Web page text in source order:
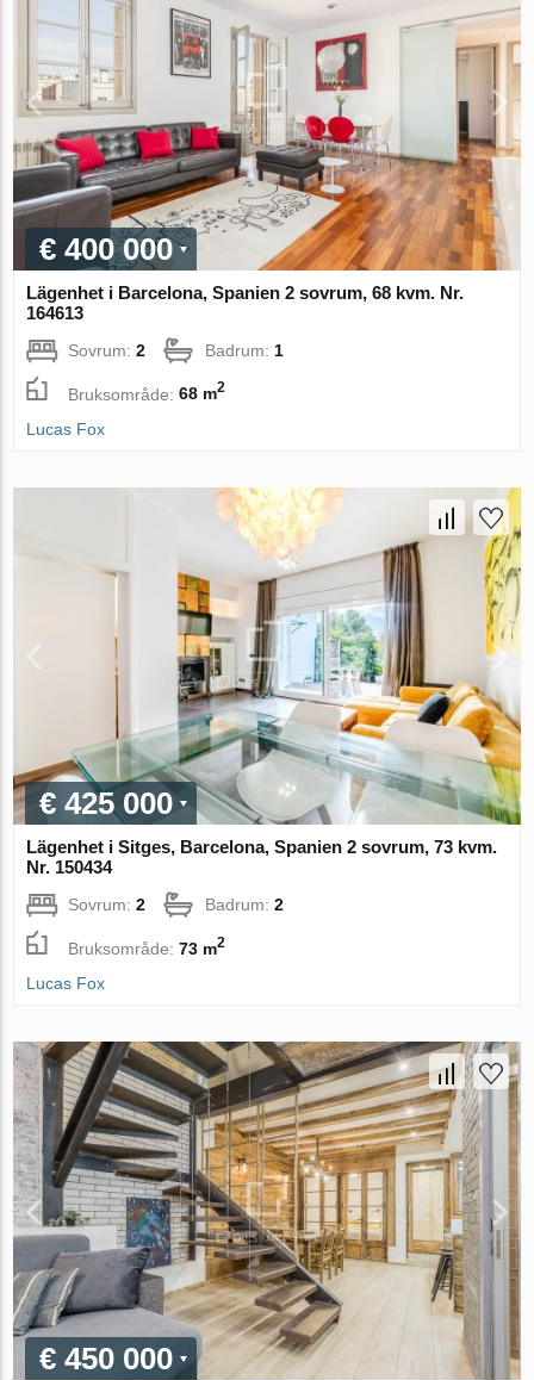
€ 400 000
Lägenhet i Barcelona, Spanien 2 sovrum, 68 kvm. Nr.
164613
Sovrum:2 Badrum: 1
Bruksområde:68 m2
Lucas Fox
€ 425 000
Lägenhet i Sitges, Barcelona, Spanien 2 sovrum, 73 kvm.
Nr. 150434
Sovrum:2 Badrum:2
Bruksområde:73 m2
Lucas Fox
€ 450 000